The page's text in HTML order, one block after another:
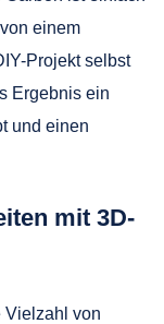
einem
Projekt selbst
Ergebnis ein
und einen
mit 3D-
Vielzahl von